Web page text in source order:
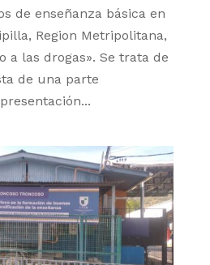
de enseñanza básica en
Region Metripolitana,
a las drogas». Se trata de
de una parte